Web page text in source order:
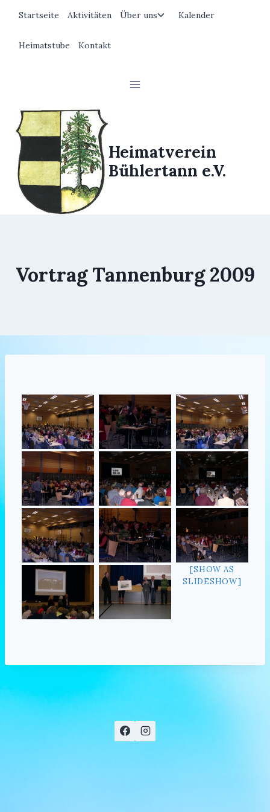
springen
Startseite Aktivitäten Über uns
Untermenü
Kalender
Heimatstube Kontakt
Heimatverein
Bühlertann e.V.
Vortrag Tannenburg 2009
[SHOW AS
SLIDESHOW]